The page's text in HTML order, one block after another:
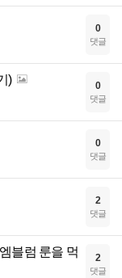
0
댓글
) 0
댓글
0
댓글
2
댓글
블럼 룬을 먹
2
댓글